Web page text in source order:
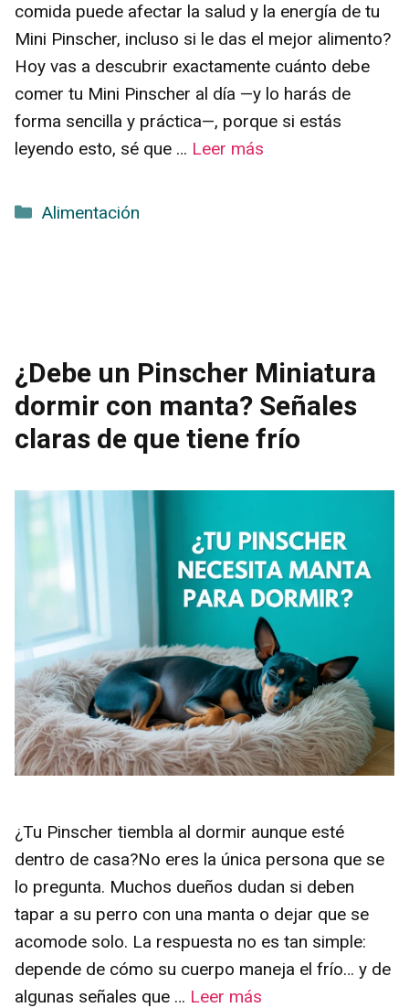
comida puede afectar la salud y la energía de tu
Mini Pinscher, incluso si le das el mejor alimento?
Hoy vas a descubrir exactamente cuánto debe
comer tu Mini Pinscher al día —y lo harás de
forma sencilla y práctica—, porque si estás
leyendo esto, sé que … Leer más
Categorías
Alimentación
¿Debe un Pinscher Miniatura
dormir con manta? Señales
claras de que tiene frío
¿Tu Pinscher tiembla al dormir aunque esté
dentro de casa?No eres la única persona que se
lo pregunta. Muchos dueños dudan si deben
tapar a su perro con una manta o dejar que se
acomode solo. La respuesta no es tan simple:
depende de cómo su cuerpo maneja el frío… y de
algunas señales que … Leer más